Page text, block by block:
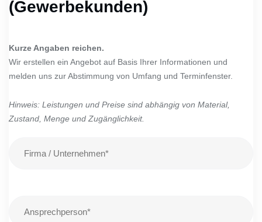
(Gewerbekunden)
Kurze Angaben reichen.
Wir erstellen ein Angebot auf Basis Ihrer Informationen und
melden uns zur Abstimmung von Umfang und Terminfenster.
Hinweis: Leistungen und Preise sind abhängig von Material,
Zustand, Menge und Zugänglichkeit.